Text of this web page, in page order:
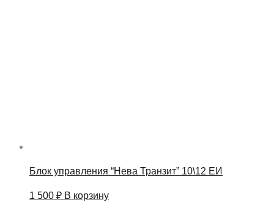
Блок управления “Нева Транзит” 10\12 ЕИ
1 500 ₽ В корзину